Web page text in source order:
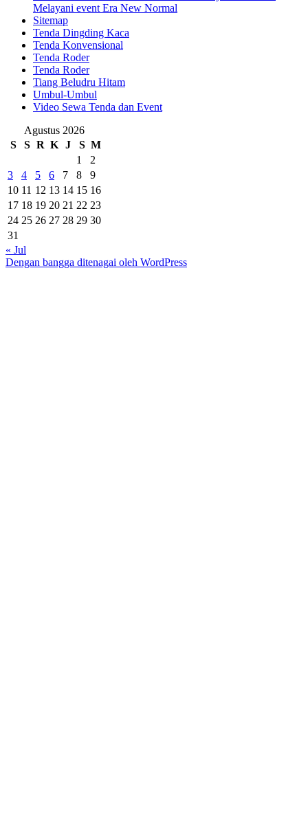
Melayani event Era New Normal
Sitemap
Tenda Dingding Kaca
Tenda Konvensional
Tenda Roder
Tenda Roder
Tiang Beludru Hitam
Umbul-Umbul
Video Sewa Tenda dan Event
Agustus 2026
S
S R K J S M
1
2
3
4 5 6 7 8
9
10 11 12 13 14 15 16
17 18 19 20 21 22 23
24 25 26 27 28 29 30
31
« Jul
Dengan bangga ditenagai oleh WordPress